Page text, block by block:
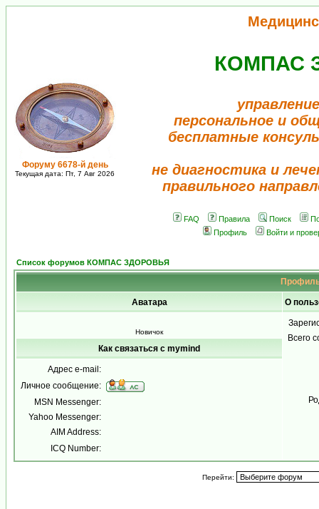
Форуму 6678-й день
Текущая дата: Пт, 7 Авг 2026
КОМПАС
персональное и
бесплатные
не диагностика и
правильного
FAQ Правила Поиск
Профиль
Войти и
Список форумов КОМПАС ЗДОРОВЬЯ
Аватара О
Новичок
Всего
Как связаться с mymind
Адрес e-mail:
Личное сообщение:
MSN Messenger:
Yahoo Messenger:
AIM Address:
ICQ Number:
Перейти: